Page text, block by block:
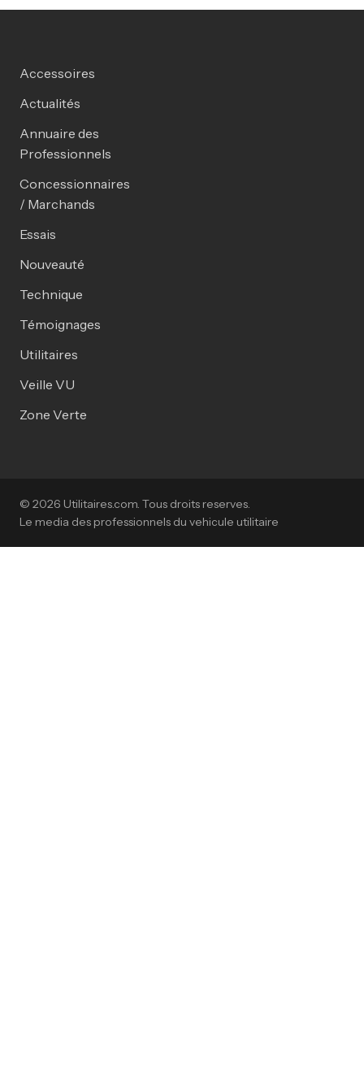
Accessoires
Actualités
Annuaire des
Professionnels
Concessionnaires
/ Marchands
Essais
Nouveauté
Technique
Témoignages
Utilitaires
Veille VU
Zone Verte
© 2026 Utilitaires.com. Tous droits reserves.
Le media des professionnels du vehicule utilitaire